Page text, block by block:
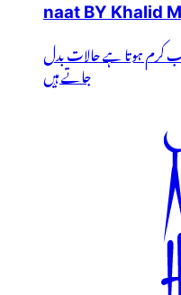
naat BY Khalid
کرم ہوتا ہے حالات بدل
جاتے ہیں